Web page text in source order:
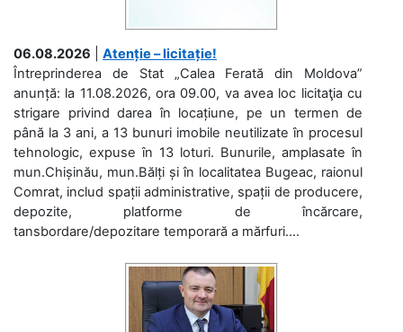
06.08.2026
Atenție – licitație!
Întreprinderea de Stat „Calea Ferată din Moldova”
anunță: la 11.08.2026, ora 09.00, va avea loc licitaţia cu
strigare privind darea în locațiune, pe un termen de
până la 3 ani, a 13 bunuri imobile neutilizate în procesul
tehnologic, expuse în 13 loturi. Bunurile, amplasate în
mun.Chișinău, mun.Bălți și în localitatea Bugeac, raionul
Comrat, includ spații administrative, spații de producere,
depozite, platforme de încărcare,
tansbordare/depozitare temporară a mărfuri....